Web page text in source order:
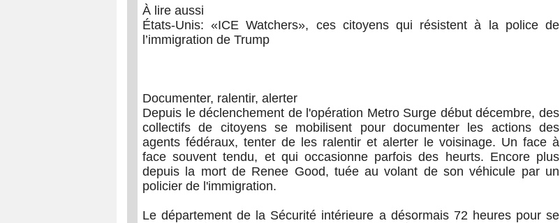
À lire aussi
États-Unis: «ICE Watchers», ces citoyens qui résistent à la police de
l’immigration de Trump
Documenter, ralentir, alerter
Depuis le déclenchement de l'opération Metro Surge début décembre, des
collectifs de citoyens se mobilisent pour documenter les actions des
agents fédéraux, tenter de les ralentir et alerter le voisinage. Un face à
face souvent tendu, et qui occasionne parfois des heurts. Encore plus
depuis la mort de Renee Good, tuée au volant de son véhicule par un
policier de l'immigration.
Le département de la Sécurité intérieure a désormais 72 heures pour se